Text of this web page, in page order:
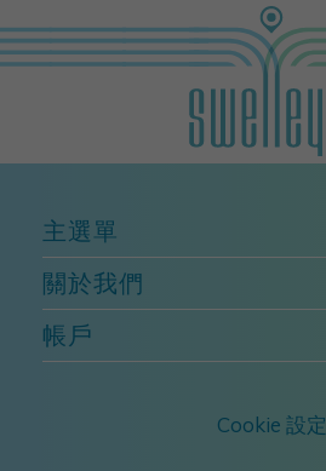
主選單
關於我們
帳戶
Cookie 設定